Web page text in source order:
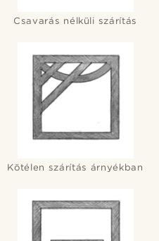
Csavarás nélküli szárítás
Kötélen szárítás árnyékban